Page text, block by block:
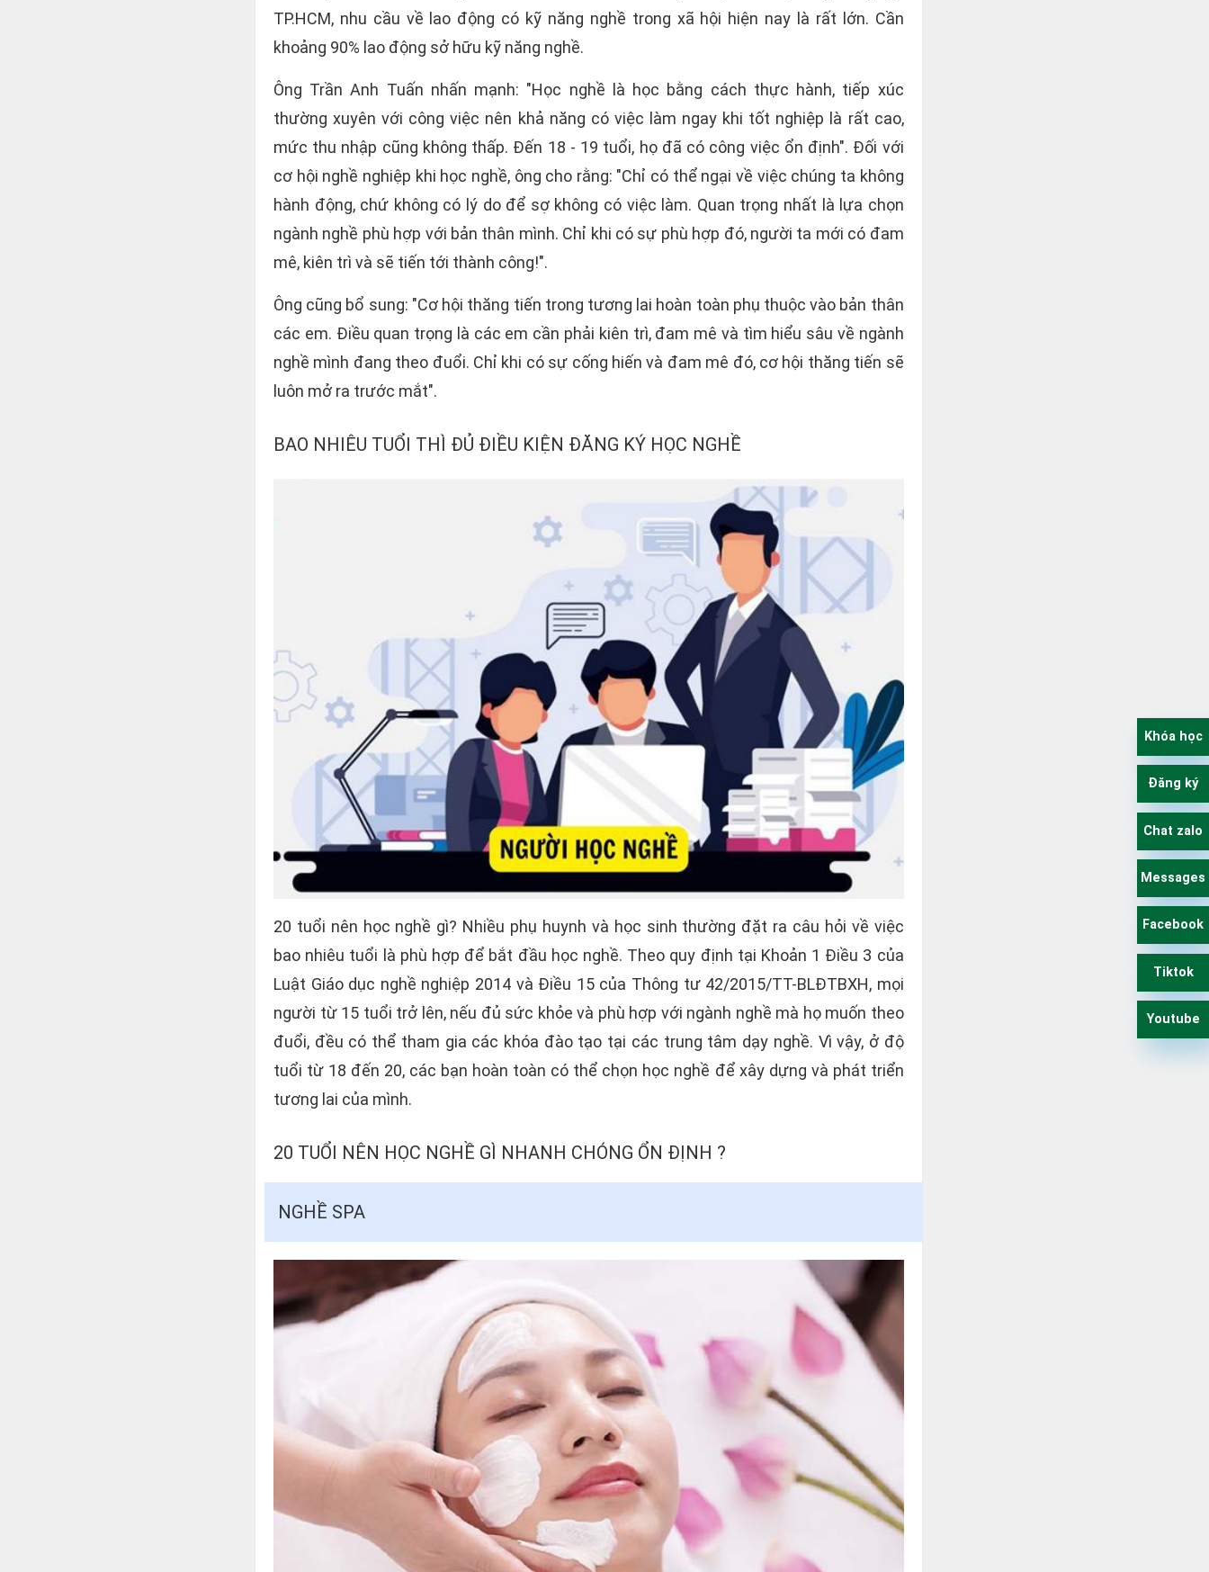
TP.HCM, nhu cầu về lao động có kỹ năng nghề trong xã hội hiện nay là rất lớn. Cần
khoảng 90% lao động sở hữu kỹ năng nghề.
Ông Trần Anh Tuấn nhấn mạnh: "Học nghề là học bằng cách thực hành, tiếp xúc
thường xuyên với công việc nên khả năng có việc làm ngay khi tốt nghiệp là rất cao,
mức thu nhập cũng không thấp. Đến 18 - 19 tuổi, họ đã có công việc ổn định". Đối với
cơ hội nghề nghiệp khi học nghề, ông cho rằng: "Chỉ có thể ngại về việc chúng ta không
hành động, chứ không có lý do để sợ không có việc làm. Quan trọng nhất là lựa chọn
ngành nghề phù hợp với bản thân mình. Chỉ khi có sự phù hợp đó, người ta mới có đam
mê, kiên trì và sẽ tiến tới thành công!".
Ông cũng bổ sung: "Cơ hội thăng tiến trong tương lai hoàn toàn phụ thuộc vào bản thân
các em. Điều quan trọng là các em cần phải kiên trì, đam mê và tìm hiểu sâu về ngành
nghề mình đang theo đuổi. Chỉ khi có sự cống hiến và đam mê đó, cơ hội thăng tiến sẽ
luôn mở ra trước mắt".
BAO NHIÊU TUỔI THÌ ĐỦ ĐIỀU KIỆN ĐĂNG KÝ HỌC NGHỀ
20 tuổi nên học nghề gì? Nhiều phụ huynh và học sinh thường đặt ra câu hỏi về việc
bao nhiêu tuổi là phù hợp để bắt đầu học nghề. Theo quy định tại Khoản 1 Điều 3 của
Luật Giáo dục nghề nghiệp 2014 và Điều 15 của Thông tư 42/2015/TT-BLĐTBXH, mọi
người từ 15 tuổi trở lên, nếu đủ sức khỏe và phù hợp với ngành nghề mà họ muốn theo
đuổi, đều có thể tham gia các khóa đào tạo tại các trung tâm dạy nghề. Vì vậy, ở độ
tuổi từ 18 đến 20, các bạn hoàn toàn có thể chọn học nghề để xây dựng và phát triển
tương lai của mình.
20 TUỔI NÊN HỌC NGHỀ GÌ NHANH CHÓNG ỔN ĐỊNH ?
NGHỀ SPA
Khóa học
Đăng ký
Chat zalo
Messages
Facebook
Tiktok
Youtube